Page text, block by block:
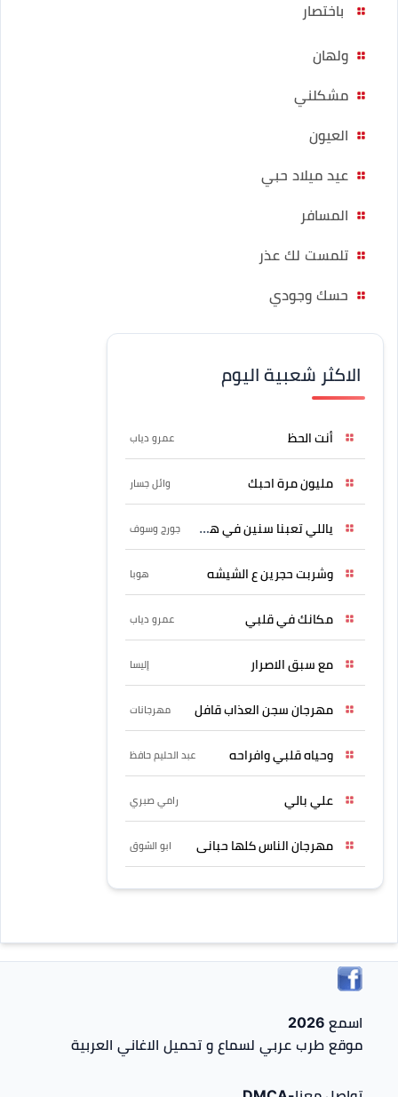
باختصار
ولهان
مشكلني
العيون
عيد ميلاد حبي
المسافر
تلمست لك عذر
حسك وجودي
الاكثر شعبية اليوم
أنت الحظ عمرو دياب
مليون مرة احبك وائل جسار
ياللي تعبنا سنين في هواه جورج وسوف
وشربت حجرين ع الشيشه هوبا
مكانك في قلبي عمرو دياب
مع سبق الاصرار إليسا
مهرجان سجن العذاب قافل مهرجانات
وحياه قلبي وافراحه عبد الحليم حافظ
علي بالي رامي صبري
مهرجان الناس كلها حبانى ابو الشوق
اسمع 2026
موقع طرب عربي لسماع و تحميل الاغاني العربية